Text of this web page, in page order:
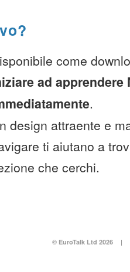
come
ad apprendere
.
design attraente e
ti aiutano a
che cerchi.
© EuroTalk Ltd 2026 |